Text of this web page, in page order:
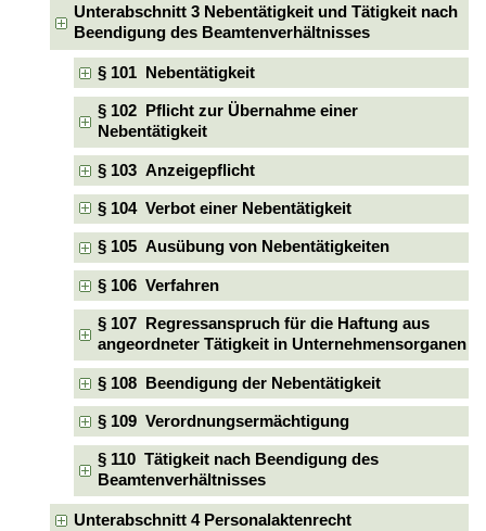
Unterabschnitt 3 Nebentätigkeit und Tätigkeit nach
Beendigung des Beamtenverhältnisses
§ 101 Nebentätigkeit
§ 102 Pflicht zur Übernahme einer
Nebentätigkeit
§ 103 Anzeigepflicht
§ 104 Verbot einer Nebentätigkeit
§ 105 Ausübung von Nebentätigkeiten
§ 106 Verfahren
§ 107 Regressanspruch für die Haftung aus
angeordneter Tätigkeit in Unternehmensorganen
§ 108 Beendigung der Nebentätigkeit
§ 109 Verordnungsermächtigung
§ 110 Tätigkeit nach Beendigung des
Beamtenverhältnisses
Unterabschnitt 4 Personalaktenrecht